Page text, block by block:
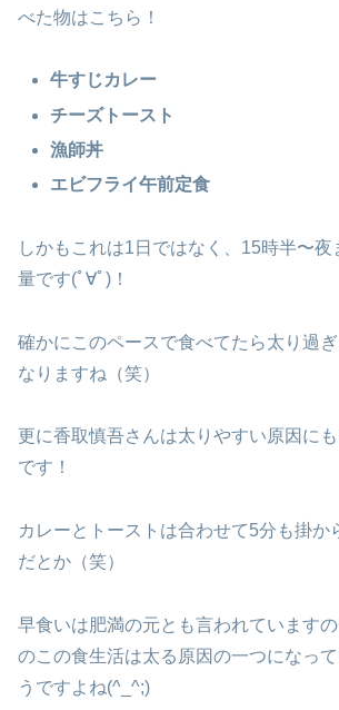
べた物はこちら！
牛すじカレー
チーズトースト
漁師丼
エビフライ午前定食
しかもこれは1日ではなく、15時半〜夜
量です(ﾟ∀ﾟ)！
確かにこのペースで食べてたら太り過
なりますね（笑）
更に香取慎吾さんは太りやすい原因に
です！
カレーとトーストは合わせて5分も掛か
だとか（笑）
早食いは肥満の元とも言われています
のこの食生活は太る原因の一つになっ
うですよね(^_^;)